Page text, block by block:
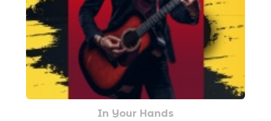
In Your Hands